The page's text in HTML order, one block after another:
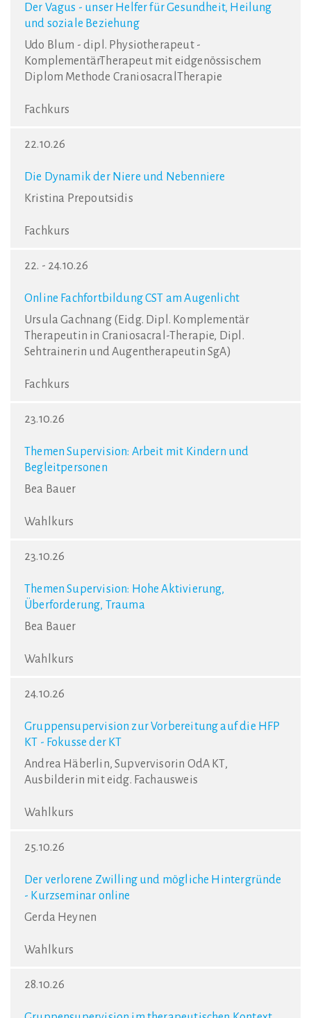
Der Vagus - unser Helfer für Gesundheit, Heilung
und soziale Beziehung
Udo Blum - dipl. Physiotherapeut -
KomplementärTherapeut mit eidgenössischem
Diplom Methode CraniosacralTherapie
Fachkurs
22.10.26
Die Dynamik der Niere und Nebenniere
Kristina Prepoutsidis
Fachkurs
22. - 24.10.26
Online Fachfortbildung CST am Augenlicht
Ursula Gachnang (Eidg. Dipl. Komplementär
Therapeutin in Craniosacral-Therapie, Dipl.
Sehtrainerin und Augentherapeutin SgA)
Fachkurs
23.10.26
Themen Supervision: Arbeit mit Kindern und
Begleitpersonen
Bea Bauer
Wahlkurs
23.10.26
Themen Supervision: Hohe Aktivierung,
Überforderung, Trauma
Bea Bauer
Wahlkurs
24.10.26
Gruppensupervision zur Vorbereitung auf die HFP
KT - Fokusse der KT
Andrea Häberlin, Supvervisorin OdA KT,
Ausbilderin mit eidg. Fachausweis
Wahlkurs
25.10.26
Der verlorene Zwilling und mögliche Hintergründe
- Kurzseminar online
Gerda Heynen
Wahlkurs
28.10.26